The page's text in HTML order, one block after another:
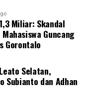
antusias agenda
layanan
berkonsultasi
(PHBS)
Miliar: Skandal
Guncang
Gorontalo
Selatan,
Subianto dan Adhan